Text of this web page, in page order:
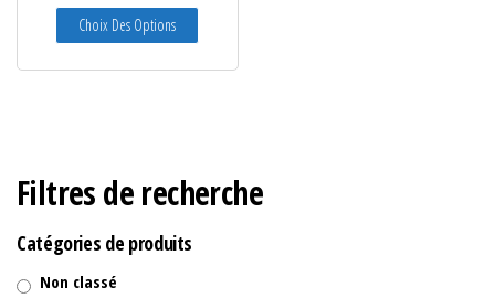
Choix Des Options
Filtres de recherche
Catégories de produits
Non classé